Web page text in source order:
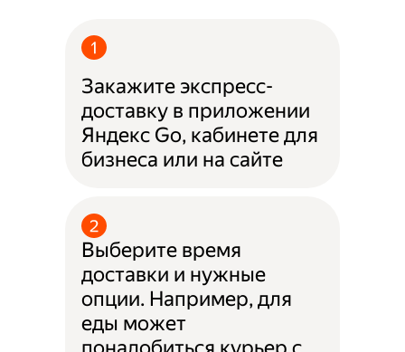
Закажите экспресс-
доставку в приложении
Яндекс Go, кабинете для
бизнеса или на сайте
Выберите время
доставки и нужные
опции. Например, для
еды может